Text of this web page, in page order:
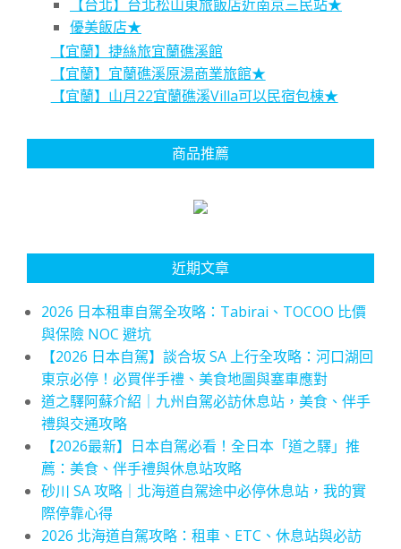
【台北】台北松山東旅飯店近南京三民站★
優美飯店★
【宜蘭】捷絲旅宜蘭礁溪館
【宜蘭】宜蘭礁溪原湯商業旅館★
【宜蘭】山月22宜蘭礁溪Villa可以民宿包棟★
商品推薦
近期文章
2026 日本租車自駕全攻略：Tabirai、TOCOO 比價
與保險 NOC 避坑
【2026 日本自駕】談合坂 SA 上行全攻略：河口湖回
東京必停！必買伴手禮、美食地圖與塞車應對
道之驛阿蘇介紹｜九州自駕必訪休息站，美食、伴手
禮與交通攻略
【2026最新】日本自駕必看！全日本「道之驛」推
薦：美食、伴手禮與休息站攻略
砂川 SA 攻略｜北海道自駕途中必停休息站，我的實
際停靠心得
2026 北海道自駕攻略：租車、ETC、休息站與必訪